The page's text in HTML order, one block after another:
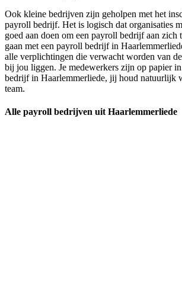
Ook kleine bedrijven zijn geholpen met het
payroll bedrijf. Het is logisch dat organisaties
goed aan doen om een payroll bedrijf aan zich
gaan met een payroll bedrijf in
alle verplichtingen die verwacht worden van
bij jou liggen. Je medewerkers zijn op papier
bedrijf in Haarlemmerliede, jij houd natuurlijk
team.
Alle payroll bedrijven uit Haarlemmerliede